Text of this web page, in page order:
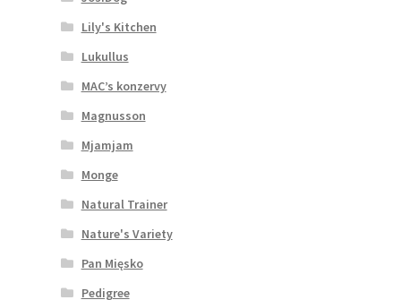
Lily's Kitchen
Lukullus
MAC’s konzervy
Magnusson
Mjamjam
Monge
Natural Trainer
Nature's Variety
Pan Mięsko
Pedigree